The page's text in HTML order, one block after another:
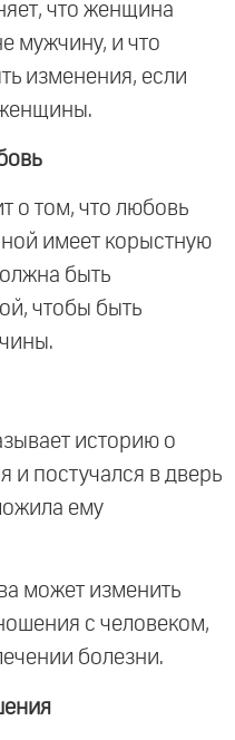
что женщина
мужчину, и что
изменения, если
женщины.
о том, что любовь
имеет корыстную
быть
чтобы быть
историю о
и постучался в дверь
ему
может изменить
с человеком,
болезни.